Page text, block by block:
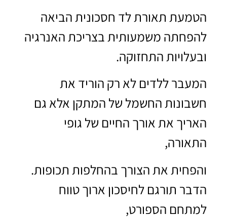
הטמעת תאורת לד חסכונית הביאה
להפחתה משמעותית בצריכת האנרגיה
ובעלויות התחזוקה.
המעבר ללדים לא רק הוריד את
חשבונות החשמל של המתקן אלא גם
האריך את אורך החיים של גופי
התאורה,
והפחית את הצורך בהחלפות תכופות.
הדבר תורגם לחיסכון ארוך טווח
למתחם הספורט,